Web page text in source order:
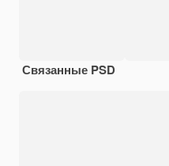
Связанные PSD